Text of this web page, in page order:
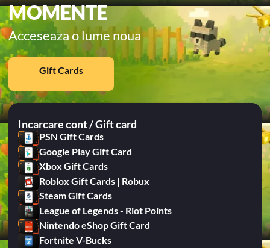
MOMENTE
Acceseaza o lume noua
Gift Cards
Incarcare cont / Gift card
PSN Gift Cards
Google Play Gift Card
Xbox Gift Cards
Roblox Gift Cards | Robux
Steam Gift Cards
League of Legends - Riot Points
Nintendo eShop Gift Card
Fortnite V-Bucks